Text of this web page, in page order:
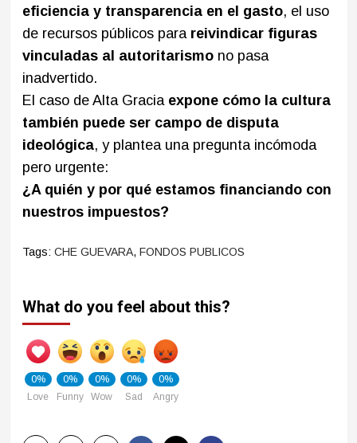
eficiencia y transparencia en el gasto, el uso
de recursos públicos para reivindicar figuras
vinculadas al autoritarismono pasa
inadvertido.
El caso de Alta Gracia expone cómo la cultura
también puede ser campo de disputa
ideológica, y plantea una pregunta incómoda
pero urgente:
¿A quién y por qué estamos financiando con
nuestros impuestos?
Tags: CHE GUEVARA, FONDOS PUBLICOS
What do you feel about this?
0%
Love
0%
Funny
0%
Wow
0%
Sad
0%
Angry